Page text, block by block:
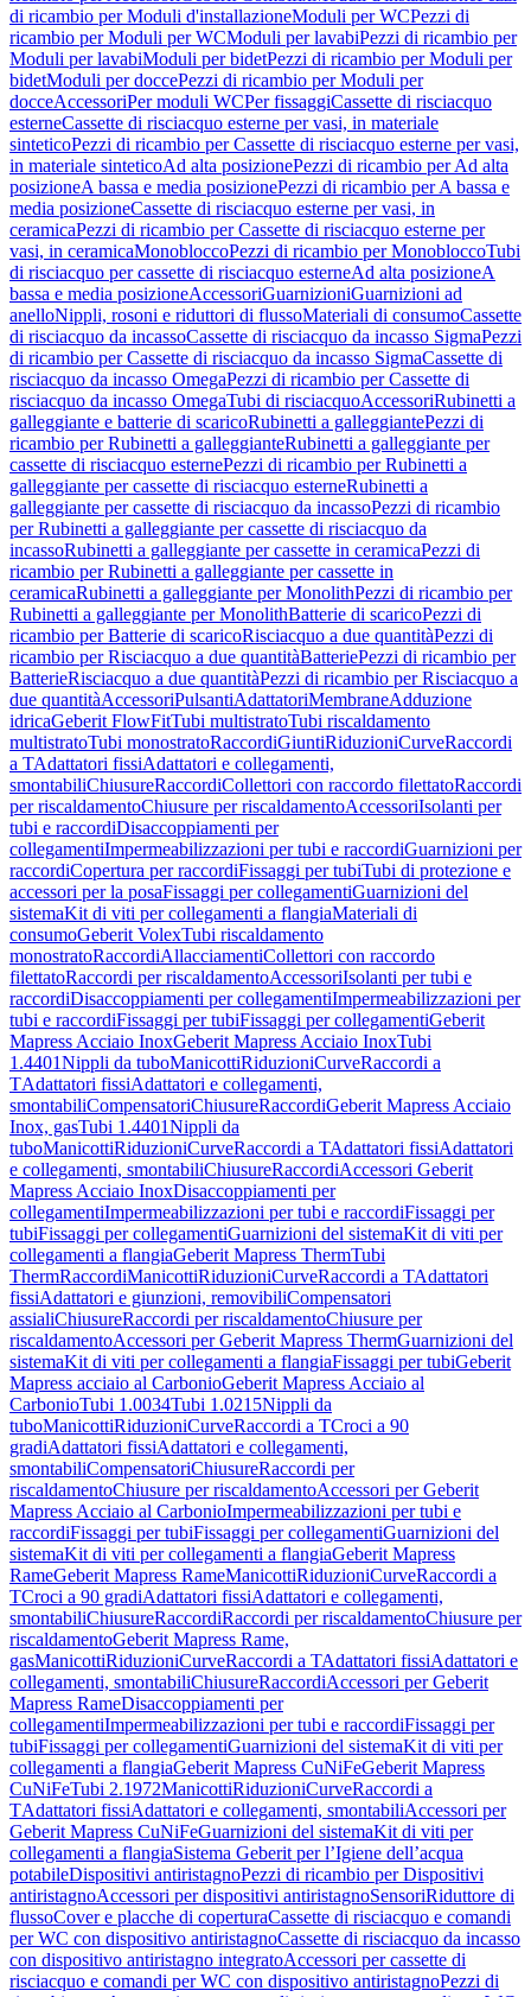
di ricambio per Moduli d'installazioneModuli per WCPezzi di
ricambio per Moduli per WCModuli per lavabiPezzi di ricambio per
Moduli per lavabiModuli per bidetPezzi di ricambio per Moduli per
bidetModuli per doccePezzi di ricambio per Moduli per
docceAccessoriPer moduli WCPer fissaggiCassette di risciacquo
esterneCassette di risciacquo esterne per vasi, in materiale
sinteticoPezzi di ricambio per Cassette di risciacquo esterne per vasi,
in materiale sinteticoAd alta posizionePezzi di ricambio per Ad alta
posizioneA bassa e media posizionePezzi di ricambio per A bassa e
media posizioneCassette di risciacquo esterne per vasi, in
ceramicaPezzi di ricambio per Cassette di risciacquo esterne per
vasi, in ceramicaMonobloccoPezzi di ricambio per MonobloccoTubi
di risciacquo per cassette di risciacquo esterneAd alta posizioneA
bassa e media posizioneAccessoriGuarnizioniGuarnizioni ad
anelloNippli, rosoni e riduttori di flussoMateriali di consumoCassette
di risciacquo da incassoCassette di risciacquo da incasso SigmaPezzi
di ricambio per Cassette di risciacquo da incasso SigmaCassette di
risciacquo da incasso OmegaPezzi di ricambio per Cassette di
risciacquo da incasso OmegaTubi di risciacquoAccessoriRubinetti a
galleggiante e batterie di scaricoRubinetti a galleggiantePezzi di
ricambio per Rubinetti a galleggianteRubinetti a galleggiante per
cassette di risciacquo esternePezzi di ricambio per Rubinetti a
galleggiante per cassette di risciacquo esterneRubinetti a
galleggiante per cassette di risciacquo da incassoPezzi di ricambio
per Rubinetti a galleggiante per cassette di risciacquo da
incassoRubinetti a galleggiante per cassette in ceramicaPezzi di
ricambio per Rubinetti a galleggiante per cassette in
ceramicaRubinetti a galleggiante per MonolithPezzi di ricambio per
Rubinetti a galleggiante per MonolithBatterie di scaricoPezzi di
ricambio per Batterie di scaricoRisciacquo a due quantitàPezzi di
ricambio per Risciacquo a due quantitàBatteriePezzi di ricambio per
BatterieRisciacquo a due quantitàPezzi di ricambio per Risciacquo a
due quantitàAccessoriPulsantiAdattatoriMembraneAdduzione
idricaGeberit FlowFitTubi multistratoTubi riscaldamento
multistratoTubi monostratoRaccordiGiuntiRiduzioniCurveRaccordi
a TAdattatori fissiAdattatori e collegamenti,
smontabiliChiusureRaccordiCollettori con raccordo filettatoRaccordi
per riscaldamentoChiusure per riscaldamentoAccessoriIsolanti per
tubi e raccordiDisaccoppiamenti per
collegamentiImpermeabilizzazioni per tubi e raccordiGuarnizioni per
raccordiCopertura per raccordiFissaggi per tubiTubi di protezione e
accessori per la posaFissaggi per collegamentiGuarnizioni del
sistemaKit di viti per collegamenti a flangiaMateriali di
consumoGeberit VolexTubi riscaldamento
monostratoRaccordiAllacciamentiCollettori con raccordo
filettatoRaccordi per riscaldamentoAccessoriIsolanti per tubi e
raccordiDisaccoppiamenti per collegamentiImpermeabilizzazioni per
tubi e raccordiFissaggi per tubiFissaggi per collegamentiGeberit
Mapress Acciaio InoxGeberit Mapress Acciaio InoxTubi
1.4401Nippli da tuboManicottiRiduzioniCurveRaccordi a
TAdattatori fissiAdattatori e collegamenti,
smontabiliCompensatoriChiusureRaccordiGeberit Mapress Acciaio
Inox, gasTubi 1.4401Nippli da
tuboManicottiRiduzioniCurveRaccordi a TAdattatori fissiAdattatori
e collegamenti, smontabiliChiusureRaccordiAccessori Geberit
Mapress Acciaio InoxDisaccoppiamenti per
collegamentiImpermeabilizzazioni per tubi e raccordiFissaggi per
tubiFissaggi per collegamentiGuarnizioni del sistemaKit di viti per
collegamenti a flangiaGeberit Mapress ThermTubi
ThermRaccordiManicottiRiduzioniCurveRaccordi a TAdattatori
fissiAdattatori e giunzioni, removibiliCompensatori
assialiChiusureRaccordi per riscaldamentoChiusure per
riscaldamentoAccessori per Geberit Mapress ThermGuarnizioni del
sistemaKit di viti per collegamenti a flangiaFissaggi per tubiGeberit
Mapress acciaio al CarbonioGeberit Mapress Acciaio al
CarbonioTubi 1.0034Tubi 1.0215Nippli da
tuboManicottiRiduzioniCurveRaccordi a TCroci a 90
gradiAdattatori fissiAdattatori e collegamenti,
smontabiliCompensatoriChiusureRaccordi per
riscaldamentoChiusure per riscaldamentoAccessori per Geberit
Mapress Acciaio al CarbonioImpermeabilizzazioni per tubi e
raccordiFissaggi per tubiFissaggi per collegamentiGuarnizioni del
sistemaKit di viti per collegamenti a flangiaGeberit Mapress
RameGeberit Mapress RameManicottiRiduzioniCurveRaccordi a
TCroci a 90 gradiAdattatori fissiAdattatori e collegamenti,
smontabiliChiusureRaccordiRaccordi per riscaldamentoChiusure per
riscaldamentoGeberit Mapress Rame,
gasManicottiRiduzioniCurveRaccordi a TAdattatori fissiAdattatori e
collegamenti, smontabiliChiusureRaccordiAccessori per Geberit
Mapress RameDisaccoppiamenti per
collegamentiImpermeabilizzazioni per tubi e raccordiFissaggi per
tubiFissaggi per collegamentiGuarnizioni del sistemaKit di viti per
collegamenti a flangiaGeberit Mapress CuNiFeGeberit Mapress
CuNiFeTubi 2.1972ManicottiRiduzioniCurveRaccordi a
TAdattatori fissiAdattatori e collegamenti, smontabiliAccessori per
Geberit Mapress CuNiFeGuarnizioni del sistemaKit di viti per
collegamenti a flangiaSistema Geberit per l’Igiene dell’acqua
potabileDispositivi antiristagnoPezzi di ricambio per Dispositivi
antiristagnoAccessori per dispositivi antiristagnoSensoriRiduttore di
flussoCover e placche di coperturaCassette di risciacquo e comandi
per WC con dispositivo antiristagnoCassette di risciacquo da incasso
con dispositivo antiristagno integratoAccessori per cassette di
risciacquo e comandi per WC con dispositivo antiristagnoPezzi di